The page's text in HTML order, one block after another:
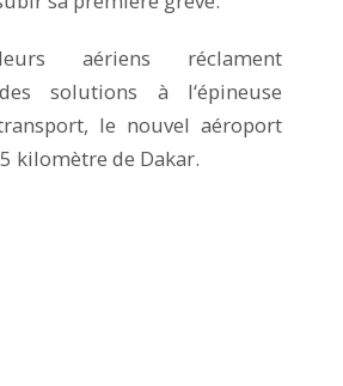
aériens réclament
solutions à l‘épineuse
le nouvel aéroport
kilomètre de Dakar.